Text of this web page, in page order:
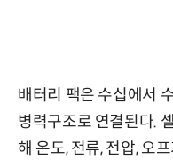
배터리 팩은 수십에서
병력구조로 연결된다.
해 온도, 전류, 전압, 오